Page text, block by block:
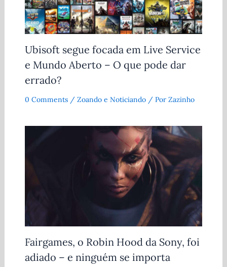
Ubisoft segue focada em Live Service
e Mundo Aberto – O que pode dar
errado?
0 Comments / Zoando e Noticiando/ Por Zazinho
Fairgames, o Robin Hood da Sony, foi
adiado – e ninguém se importa